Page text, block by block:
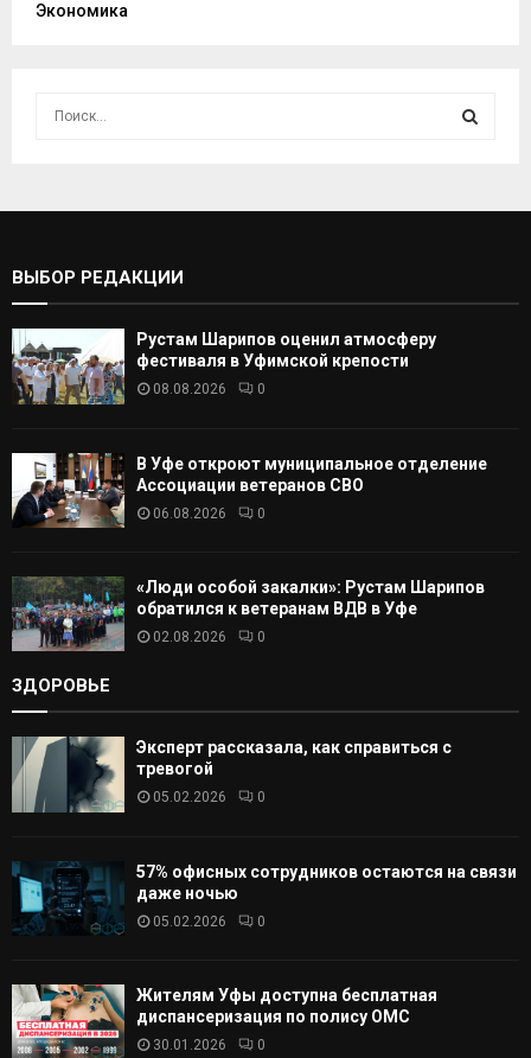
Экономика
С
А
ВЫБОР РЕДАКЦИИ
Рустам Шарипов оценил атмосферу
фестиваля в Уфимской крепости
08.08.2026 0
В Уфе откроют муниципальное отделение
Ассоциации ветеранов СВО
06.08.2026 0
«Люди особой закалки»: Рустам Шарипов
обратился к ветеранам ВДВ в Уфе
02.08.2026 0
ЗДОРОВЬЕ
Эксперт рассказала, как справиться с
тревогой
05.02.2026 0
57% офисных сотрудников остаются на связи
даже ночью
05.02.2026 0
Жителям Уфы доступна бесплатная
диспансеризация по полису ОМС
30.01.2026 0